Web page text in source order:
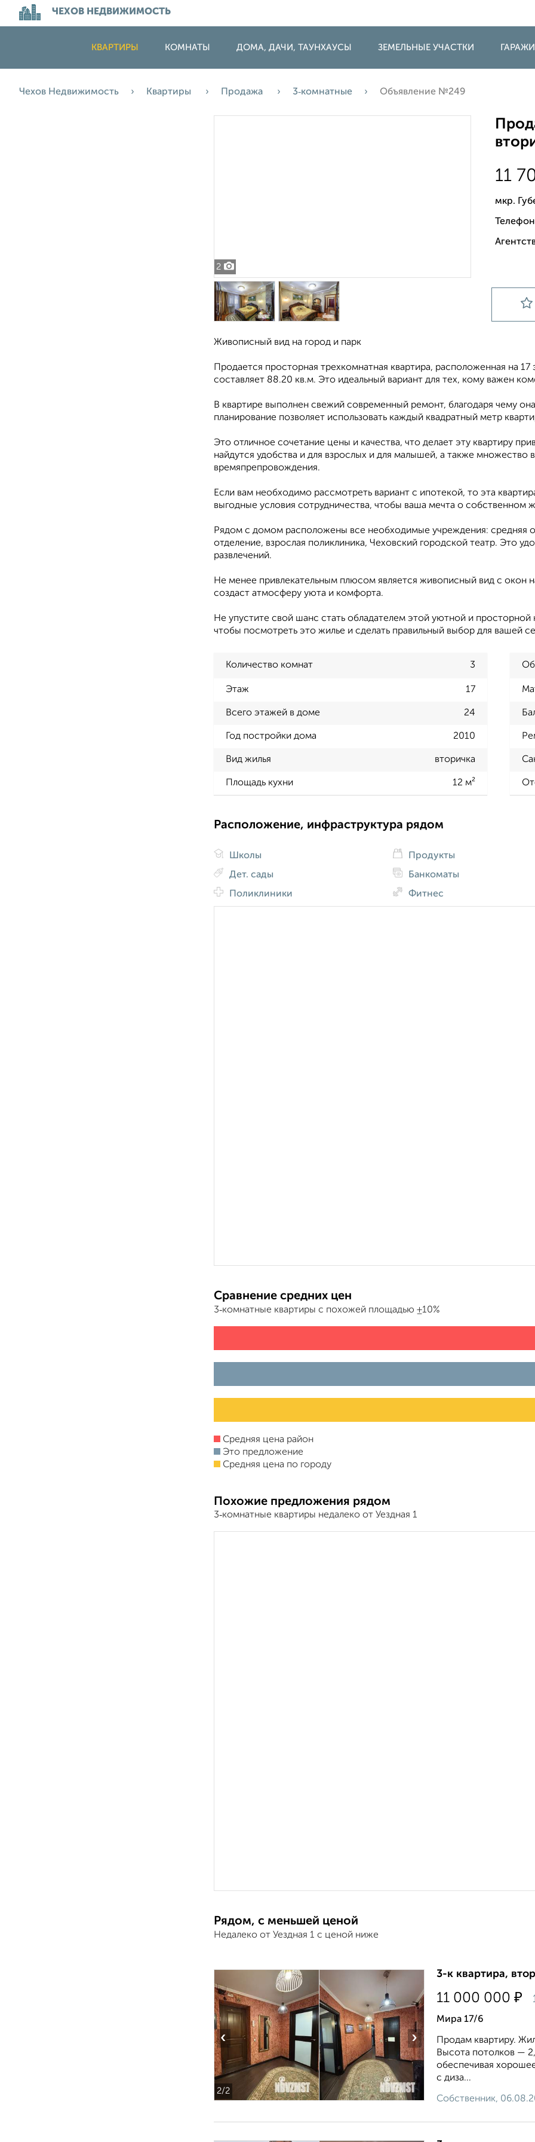
ЧЕХОВ НЕДВИЖИМОСТЬ
КВАРТИРЫ КОМНАТЫ ДОМА, ДАЧИ, ТАУНХАУСЫ ЗЕМЕЛЬНЫЕ УЧАСТКИ
Чехов Недвижимость Квартиры Продажа 3‑комнатные Объявление №249
2
11
мкр.
Живописный вид на город и парк
Продается просторная трехкомнатная квартира, расположенная на
составляет 88.20 кв.м. Это идеальный вариант для тех, кому важен
В квартире выполнен свежий современный ремонт, благодаря чему
планирование позволяет использовать каждый квадратный метр
Это отличное сочетание цены и качества, что делает эту квартиру
найдутся удобства и для взрослых и для малышей, а также
времяпрепровождения.
Если вам необходимо рассмотреть вариант с ипотекой, то эта
выгодные условия сотрудничества, чтобы ваша мечта о собственном
Рядом с домом расположены все необходимые учреждения: средняя
отделение, взрослая поликлиника, Чеховский городской театр. Это
развлечений.
Не менее привлекательным плюсом является живописный вид с окон
создаст атмосферу уюта и комфорта.
Не упустите свой шанс стать обладателем этой уютной и
чтобы посмотреть это жилье и сделать правильный выбор для вашей
Количество комнат 3
Этаж 17
Всего этажей в доме 24
Год постройки дома 2010
Вид жилья вторичка
Площадь кухни 12 м²
Расположение, инфраструктура рядом
Школы
Дет. сады
Поликлиники
Продукты
Банкоматы
Фитнес
Сравнение средних цен
3‑комнатные квартиры с похожей площадью ±10%
Средняя цена район
Это предложение
Средняя цена по городу
Похожие предложения рядом
3‑комнатные квартиры недалеко от Уездная 1
Рядом, с меньшей ценой
Недалеко от Уездная 1 с ценой ниже
2/2
‹ ›
3-к квартира,
11 000 000 ₽
Мира 17/6
Продам квартиру.
Высота потолков —
обеспечивая
с диза...
Собственник,